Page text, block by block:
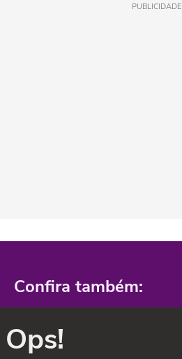
PUBLICIDADE
Confira também:
Ops!